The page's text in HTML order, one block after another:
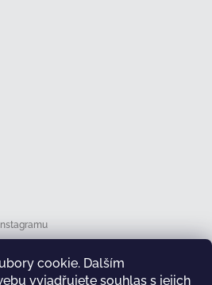
cookie. Dalším
vyjadřujete souhlas s jejich